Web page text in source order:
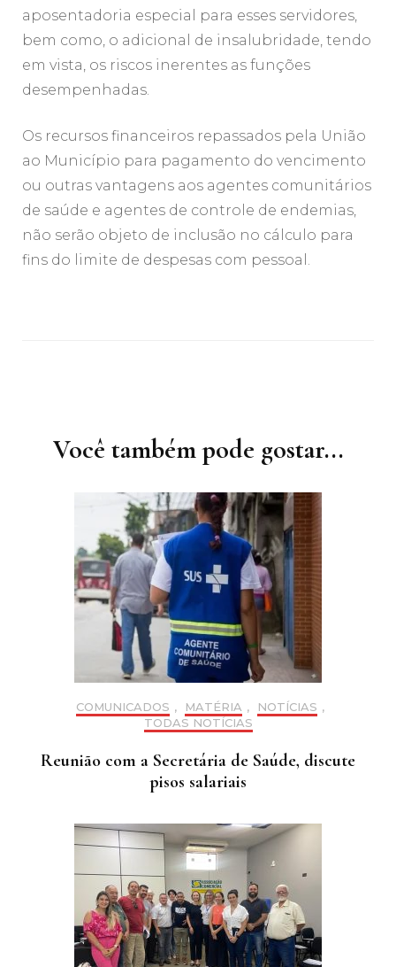
aposentadoria especial para esses servidores,
bem como, o adicional de insalubridade, tendo
em vista, os riscos inerentes as funções
desempenhadas.
Os recursos financeiros repassados pela União
ao Município para pagamento do vencimento
ou outras vantagens aos agentes comunitários
de saúde e agentes de controle de endemias,
não serão objeto de inclusão no cálculo para
fins do limite de despesas com pessoal.
postVocê também pode gostar...
COMUNICADOS , MATÉRIA , NOTÍCIAS ,
TODAS NOTÍCIAS
Reunião com a Secretária de Saúde, discute
pisos salariais